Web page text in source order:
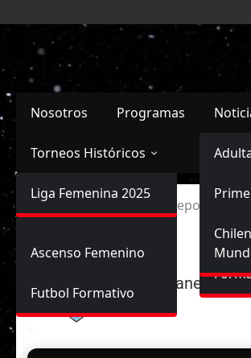
al
contenido
Nosotros Programas
Sub-
Sub-
Torneos Históricos
Primera División
Femenina
Liga Femenina 2025
Ascenso Femenino
Futbol Formativo
Inicio Magallanes vs Deportes
Magallanes